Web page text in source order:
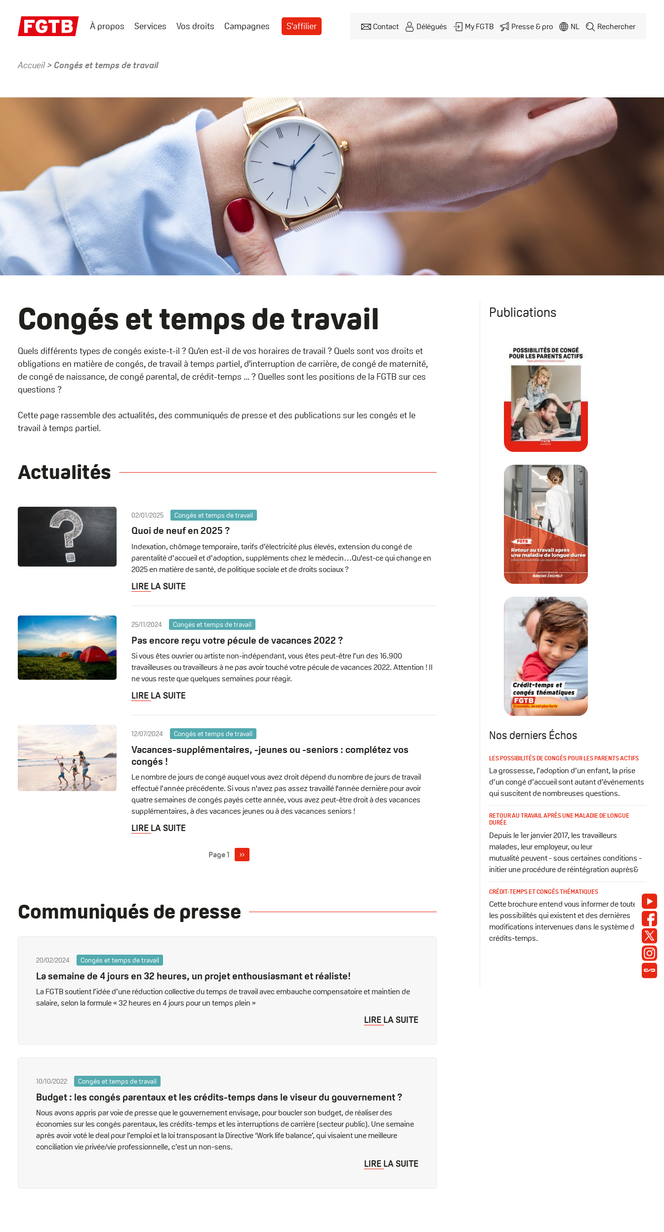
contenu
À propos Services Vos droits Campagnes S'affilier Contact Délégués My FGTB Presse & pro NL Rechercher
X
Accueil Congés et temps de travail
Name
Congés et temps de travail
Quels différents types de congés existe-t-il ? Qu'en est-il de vos horaires de travail ? Quels sont vos droits et
obligations en matière de congés, de travail à temps partiel, d'interruption de carrière, de congé de maternité,
de congé de naissance, de congé parental, de crédit-temps ... ? Quelles sont les positions de la FGTB sur ces
questions ?
Cette page rassemble des actualités, des communiqués de presse et des publications sur les congés et le
travail à temps partiel.
Actualités
02/01/2025 Congés et temps de travail
Quoi de neuf en 2025 ?
Indexation, chômage temporaire, tarifs d’électricité plus élevés, extension du congé de
parentalité d’accueil et d’adoption, suppléments chez le médecin…Qu'est-ce qui change en
2025 en matière de santé, de politique sociale et de droits sociaux ?
LIRE LA SUITE
25/11/2024 Congés et temps de travail
Pas encore reçu votre pécule de vacances 2022 ?
Si vous êtes ouvrier ou artiste non-indépendant, vous êtes peut-être l’un des 16.900
travailleuses ou travailleurs à ne pas avoir touché votre pécule de vacances 2022. Attention ! Il
ne vous reste que quelques semaines pour réagir.
LIRE LA SUITE
12/07/2024 Congés et temps de travail
Vacances-supplémentaires, -jeunes ou -seniors : complétez vos
congés !
Le nombre de jours de congé auquel vous avez droit dépend du nombre de jours de travail
effectué l’année précédente. Si vous n'avez pas assez travaillé l'année dernière pour avoir
quatre semaines de congés payés cette année, vous avez peut-être droit à des vacances
supplémentaires, à des vacances jeunes ou à des vacances seniors !
LIRE LA SUITE
Page 1 Page
suivante
››
Communiqués de presse
20/02/2024 Congés et temps de travail
La semaine de 4 jours en 32 heures, un projet enthousiasmant et réaliste!
La FGTB soutient l’idée d’une réduction collective du temps de travail avec embauche compensatoire et maintien de
salaire, selon la formule « 32 heures en 4 jours pour un temps plein »
LIRE LA SUITE
10/10/2022 Congés et temps de travail
Budget : les congés parentaux et les crédits-temps dans le viseur du gouvernement ?
Nous avons appris par voie de presse que le gouvernement envisage, pour boucler son budget, de réaliser des
économies sur les congés parentaux, les crédits-temps et les interruptions de carrière (secteur public). Une semaine
après avoir voté le deal pour l’emploi et la loi transposant la Directive ‘Work life balance’, qui visaient une meilleure
conciliation vie privée/vie professionnelle, c’est un non-sens.
LIRE LA SUITE
Publications
Les possibilités de congés
Retour au travail après une
Crédit-temps et congés
Nos derniers Échos
LES POSSIBILITÉS DE CONGÉS POUR LES PARENTS ACTIFS
La grossesse, l’adoption d’un enfant, la prise
d’un congé d’accueil sont autant d’événements
qui suscitent de nombreuses questions.
RETOUR AU TRAVAIL APRÈS UNE MALADIE DE LONGUE
DURÉE
Depuis le 1er janvier 2017, les travailleurs
malades, leur employeur, ou leur
mutualité peuvent - sous certaines conditions -
initier une procédure de réintégration auprès&
CRÉDIT-TEMPS ET CONGÉS THÉMATIQUES
Cette brochure entend vous informer de toutes
les possibilités qui existent et des dernières
modifications intervenues dans le système des
crédits-temps.